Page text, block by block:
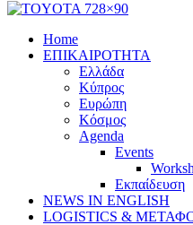
Home
ΕΠΙΚΑΙΡΟΤΗΤΑ
Ελλάδα
Κύπρος
Ευρώπη
Κόσμος
Agenda
Events
Εκπαίδευση
NEWS IN ENGLISH
LOGISTICS &